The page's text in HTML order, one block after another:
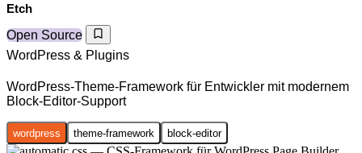
Etch
Open Source
WordPress & Plugins
WordPress-Theme-Framework für Entwickler mit modernem
Block-Editor-Support
wordpress theme-framework block-editor